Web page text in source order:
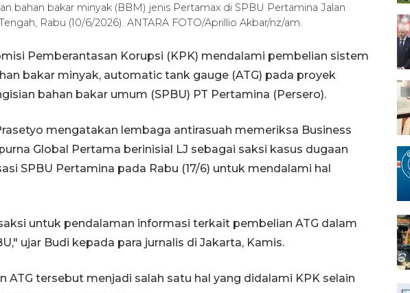
bahan bakar minyak (BBM) jenis Pertamax di SPBU Pertamina Jalan
Rabu (10/6/2026). ANTARA FOTO/Aprillio Akbar/nz/am.
Pemberantasan Korupsi (KPK) mendalami pembelian sistem
bakar minyak, automatic tank gauge (ATG) pada proyek
bahan bakar umum (SPBU) PT Pertamina (Persero).
mengatakan lembaga antirasuah memeriksa Business
Global Pertama berinisial LJ sebagai saksi kasus dugaan
SPBU Pertamina pada Rabu (17/6) untuk mendalami hal
untuk pendalaman informasi terkait pembelian ATG dalam
ujar Budi kepada para jurnalis di Jakarta, Kamis.
ATG tersebut menjadi salah satu hal yang didalami KPK selain